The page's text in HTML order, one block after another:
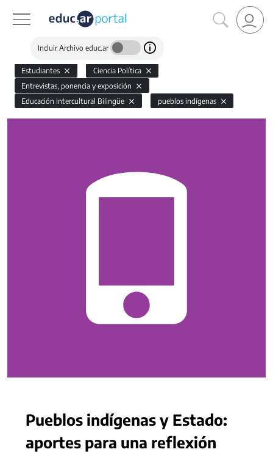
Incluir Archivo educ.ar
Estudiantes
Ciencia Política
Entrevistas, ponencia y exposición
Educación Intercultural Bilingüe
pueblos indígenas
Pueblos indígenas y Estado:
aportes para una reflexión